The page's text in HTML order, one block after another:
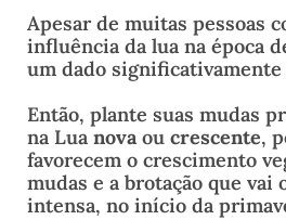
Apesar de muitas pessoas
influência da lua na época
um dado
Então, plante suas mudas
na Lua novaou crescente,
favorecem o crescimento
mudas e a brotação que vai
intensa, no início da